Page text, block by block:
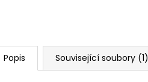
Popis Související soubory (1)